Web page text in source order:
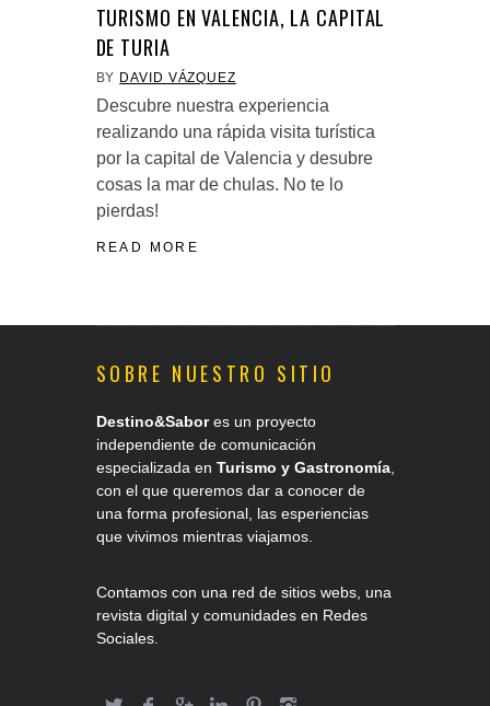
TURISMO EN VALENCIA, LA CAPITAL
DE TURIA
BY DAVID VÁZQUEZ
Descubre nuestra experiencia
realizando una rápida visita turística
por la capital de Valencia y desubre
cosas la mar de chulas. No te lo
pierdas!
READ MORE
SOBRE NUESTRO SITIO
Destino&Sabores un proyecto
independiente de comunicación
especializada en Turismo y Gastronomía,
con el que queremos dar a conocer de
una forma profesional, las esperiencias
que vivimos mientras viajamos.
Contamos con una red de sitios webs, una
revista digital y comunidades en Redes
Sociales.